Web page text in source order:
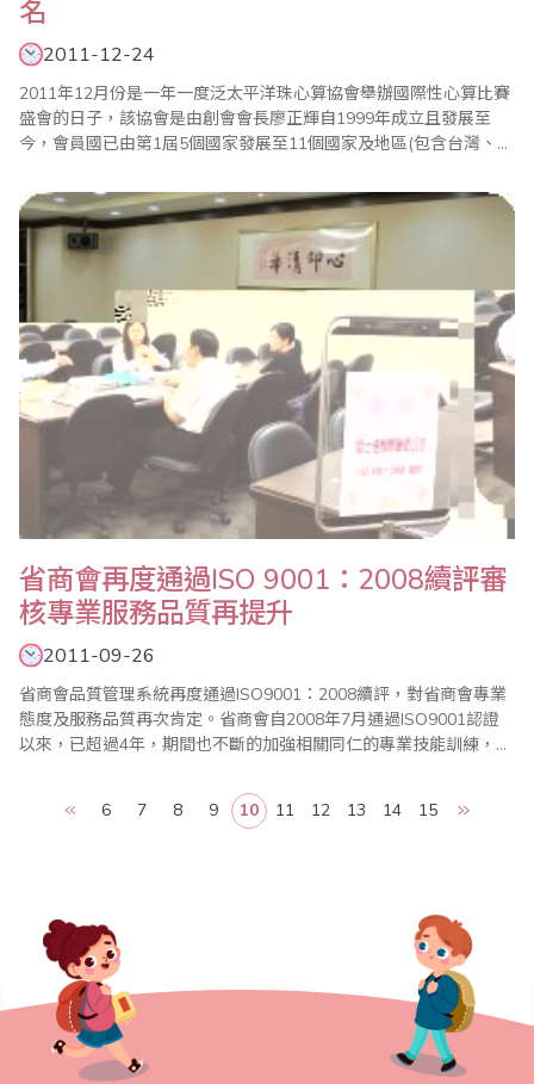
名
2011-12-24
2011年12月份是一年一度泛太平洋珠心算協會舉辦國際性心算比賽
盛會的日子，該協會是由創會會長廖正輝自1999年成立且發展至
今，會員國已由第1屆5個國家發展至11個國家及地區(包含台灣、馬
本、南非等)，今年大會由輪值第2次的泰國總會主辦，於12月24日
(六)假芭達雅Ambassador city Homtien Hotel 國際會議廳盛..
省商會再度通過ISO 9001：2008續評審
核專業服務品質再提升
2011-09-26
省商會品質管理系統再度通過ISO9001：2008續評，對省商會專業
態度及服務品質再次肯定。省商會自2008年7月通過ISO9001認證
以來，已超過4年，期間也不斷的加強相關同仁的專業技能訓練，所
未來將繼續以ISO品質管制的精神，讓省商會的會務運作及珠算推廣
業務，邁向一個新的里程碑。
6 7 8 9 10 11 12 13 14 15